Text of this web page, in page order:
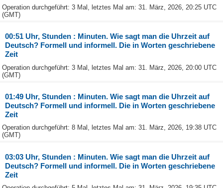
Operation durchgeführt: 3 Mal, letztes Mal am: 31. März, 2026, 20:25 UTC
(GMT)
00:51 Uhr, Stunden : Minuten. Wie sagt man die Uhrzeit auf
Deutsch? Formell und informell. Die in Worten geschriebene
Zeit
Operation durchgeführt: 3 Mal, letztes Mal am: 31. März, 2026, 20:00 UTC
(GMT)
01:49 Uhr, Stunden : Minuten. Wie sagt man die Uhrzeit auf
Deutsch? Formell und informell. Die in Worten geschriebene
Zeit
Operation durchgeführt: 8 Mal, letztes Mal am: 31. März, 2026, 19:38 UTC
(GMT)
03:03 Uhr, Stunden : Minuten. Wie sagt man die Uhrzeit auf
Deutsch? Formell und informell. Die in Worten geschriebene
Zeit